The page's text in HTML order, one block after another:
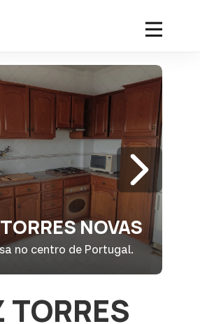
NOVAS
no centro de Portugal.
TORRES